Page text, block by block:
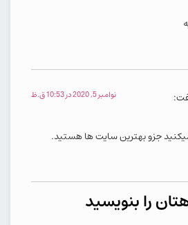
نوامبر 5, 2020 در 10:53 ق.ظ
جزو بهترین سایت ها هستید.
را بنویسید